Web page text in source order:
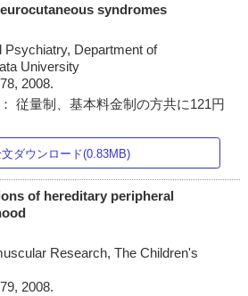
syndromes
Psychiatry, Department of
University
2008.
従量制、基本料金制の方共に121円
ダウンロード(0.83MB)
of hereditary peripheral
Research, The Children's
2008.